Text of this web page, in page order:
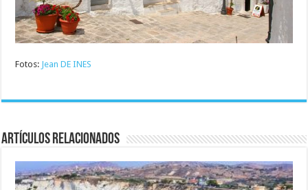
Fotos: Jean DE INES
Artículos relacionados